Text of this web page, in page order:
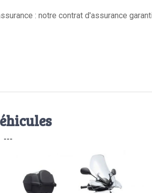
: notre contrat d'assurance
---